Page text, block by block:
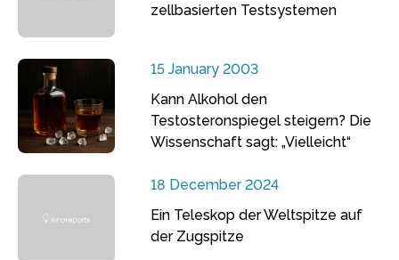
zellbasierten Testsystemen
15 January 2003
Kann Alkohol den
Testosteronspiegel steigern? Die
Wissenschaft sagt: „Vielleicht“
18 December 2024
Ein Teleskop der Weltspitze auf
der Zugspitze